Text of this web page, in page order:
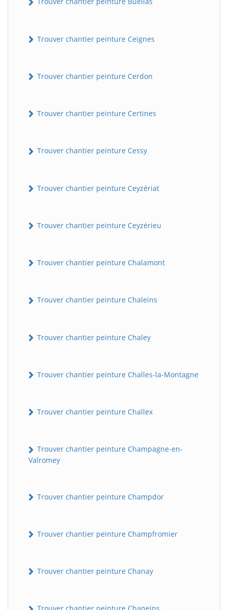
Trouver chantier peinture Ceignes
Trouver chantier peinture Cerdon
Trouver chantier peinture Certines
Trouver chantier peinture Cessy
Trouver chantier peinture Ceyzériat
Trouver chantier peinture Ceyzérieu
Trouver chantier peinture Chalamont
Trouver chantier peinture Chaleins
Trouver chantier peinture Chaley
Trouver chantier peinture Challes-la-Montagne
Trouver chantier peinture Challex
Trouver chantier peinture Champagne-en-
Valromey
Trouver chantier peinture Champdor
Trouver chantier peinture Champfromier
Trouver chantier peinture Chanay